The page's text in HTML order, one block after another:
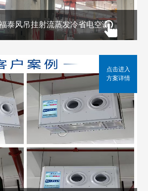
泰风吊挂射流蒸发冷省电空调
点击进入
方案详情